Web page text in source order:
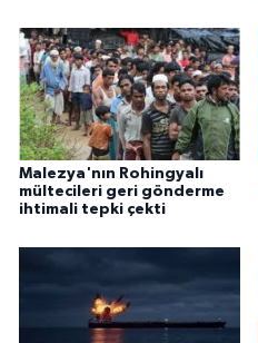
Malezya'nın Rohingyalı
mültecileri geri gönderme
ihtimali tepki çekti